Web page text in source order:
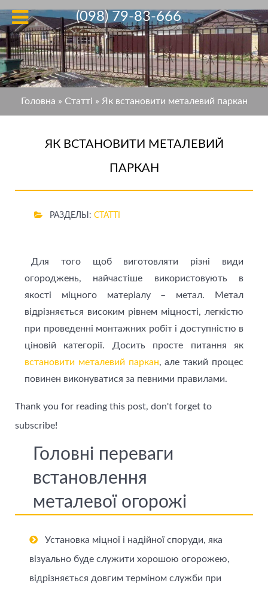
Головна » Статті » Як встановити металевий паркан
ЯК ВСТАНОВИТИ МЕТАЛЕВИЙ
ПАРКАН
РАЗДЕЛЫ: СТАТТІ
Для того щоб виготовляти різні види
огороджень, найчастіше використовують в
якості міцного матеріалу – метал. Метал
відрізняється високим рівнем міцності, легкістю
при проведенні монтажних робіт і доступністю в
ціновій категорії. Досить просте питання як
встановити металевий паркан, але такий процес
повинен виконуватися за певними правилами.
Thank you for reading this post, don't forget to
subscribe!
Головні переваги
встановлення
металевої огорожі
Установка міцної і надійної споруди, яка
візуально буде служити хорошою огорожею,
відрізняється довгим терміном служби при
(098) 79-83-666